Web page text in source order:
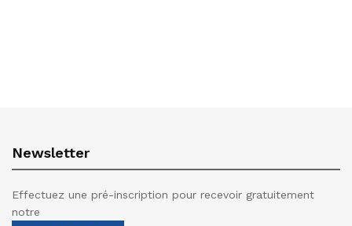
Newsletter
Effectuez une pré-inscription pour recevoir gratuitement
notre